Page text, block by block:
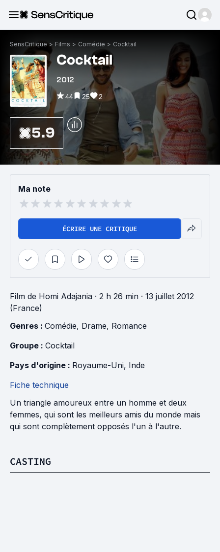
SensCritique > Films > Comédie > Cocktail
Cocktail
2012
44 25 2
5.9
Ma note
ÉCRIRE UNE CRITIQUE
Film de Homi Adajania · 2 h 26 min · 13 juillet 2012
(France)
Genres : Comédie, Drame, Romance
Groupe : Cocktail
Pays d'origine : Royaume-Uni, Inde
Fiche technique
Un triangle amoureux entre un homme et deux
femmes, qui sont les meilleurs amis du monde mais
qui sont complètement opposés l'un à l'autre.
CASTING